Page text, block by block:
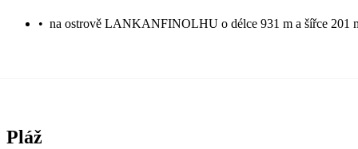
• na ostrově LANKANFINOLHU o délce 931 m a šířce 201
Pláž